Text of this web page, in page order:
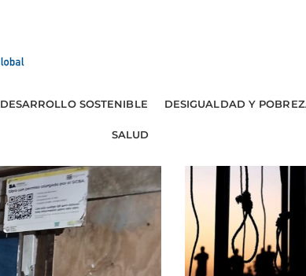
DESARROLLO SOSTENIBLE DESIGUALDAD Y
SALUD